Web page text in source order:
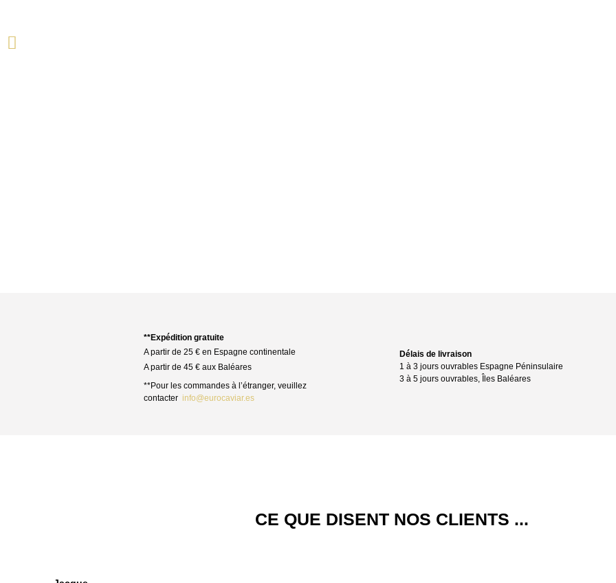
**Expédition gratuite
A partir de 25 € en Espagne continentale
A partir de 45 € aux Baléares
**Pour les commandes à l’étranger, veuillez
contacter info@eurocaviar.es
Délais de livraison
1 à 3 jours ouvrables Espagne Péninsulaire
3 à 5 jours ouvrables, Îles Baléares
CE QUE DISENT NOS CLIENTS ...